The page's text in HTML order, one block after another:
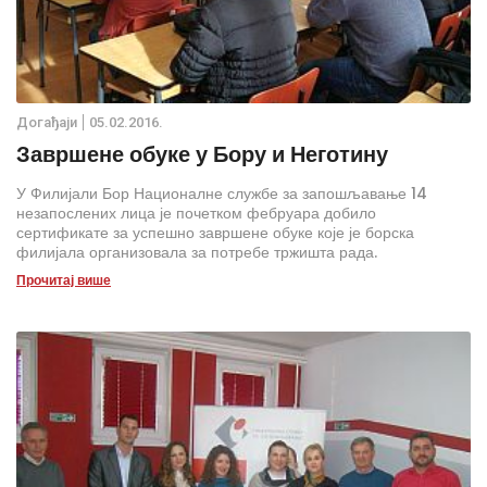
Дoгађаjи 05.02.2016.
Завршене обуке у Бору и Неготину
У Филијали Бор Националне службе за запошљавање 14
незапослених лица је почетком фебруара добило
сертификате за успешно завршене обуке које је борска
филијала организовала за потребе тржишта рада.
Прочитај више